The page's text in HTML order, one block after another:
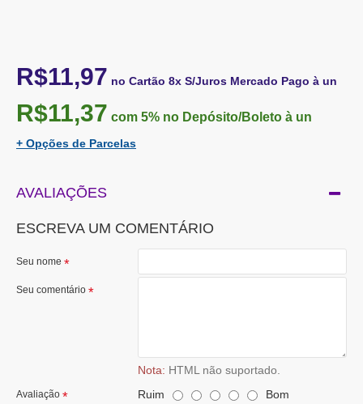
R$11,97 no Cartão 8x S/Juros Mercado Pago à un
R$11,37 com 5% no Depósito/Boleto à un
+ Opções de Parcelas
AVALIAÇÕES
ESCREVA UM COMENTÁRIO
Seu nome
Seu comentário
Nota: HTML não suportado.
Avaliação Ruim Bom